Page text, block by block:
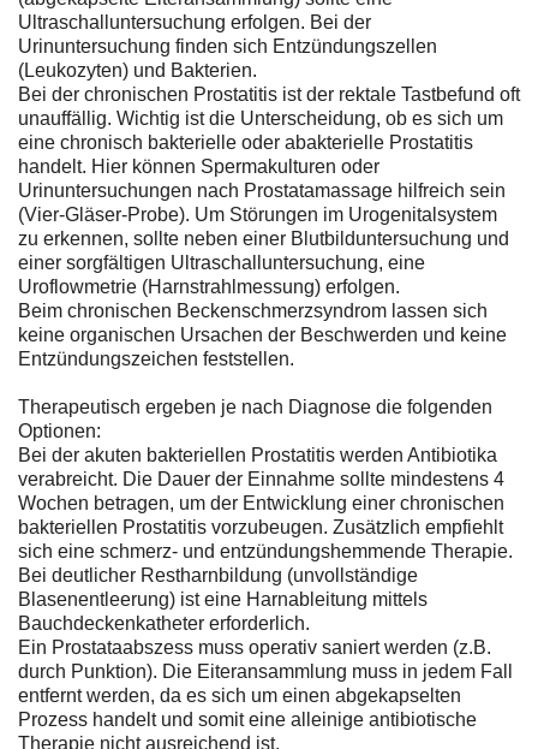
Ultraschalluntersuchung erfolgen. Bei der
Urinuntersuchung finden sich Entzündungszellen
(Leukozyten) und Bakterien.
Bei der chronischen Prostatitis ist der rektale Tastbefund oft
unauffällig. Wichtig ist die Unterscheidung, ob es sich um
eine chronisch bakterielle oder abakterielle Prostatitis
handelt. Hier können Spermakulturen oder
Urinuntersuchungen nach Prostatamassage hilfreich sein
(Vier-Gläser-Probe). Um Störungen im Urogenitalsystem
zu erkennen, sollte neben einer Blutbilduntersuchung und
einer sorgfältigen Ultraschalluntersuchung, eine
Uroflowmetrie (Harnstrahlmessung) erfolgen.
Beim chronischen Beckenschmerzsyndrom lassen sich
keine organischen Ursachen der Beschwerden und keine
Entzündungszeichen feststellen.
Therapeutisch ergeben je nach Diagnose die folgenden
Optionen:
Bei der akuten bakteriellen Prostatitis werden Antibiotika
verabreicht. Die Dauer der Einnahme sollte mindestens 4
Wochen betragen, um der Entwicklung einer chronischen
bakteriellen Prostatitis vorzubeugen. Zusätzlich empfiehlt
sich eine schmerz- und entzündungshemmende Therapie.
Bei deutlicher Restharnbildung (unvollständige
Blasenentleerung) ist eine Harnableitung mittels
Bauchdeckenkatheter erforderlich.
Ein Prostataabszess muss operativ saniert werden (z.B.
durch Punktion). Die Eiteransammlung muss in jedem Fall
entfernt werden, da es sich um einen abgekapselten
Prozess handelt und somit eine alleinige antibiotische
Therapie nicht ausreichend ist.